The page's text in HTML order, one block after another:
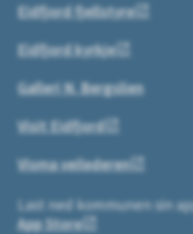
Eidfjord fjellstyre
Eidfjord kyrkje
Galleri N. Bergslien
Visit Eidfjord
Visma veilederen
Last ned kommunen sin
App Store